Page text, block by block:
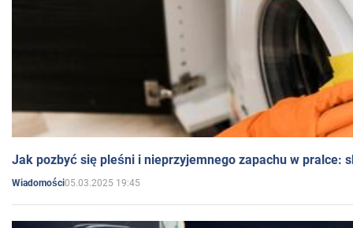
Jak pozbyć się pleśni i nieprzyjemnego zapachu w pralce:
Wiadomości05.03.2025 19:45